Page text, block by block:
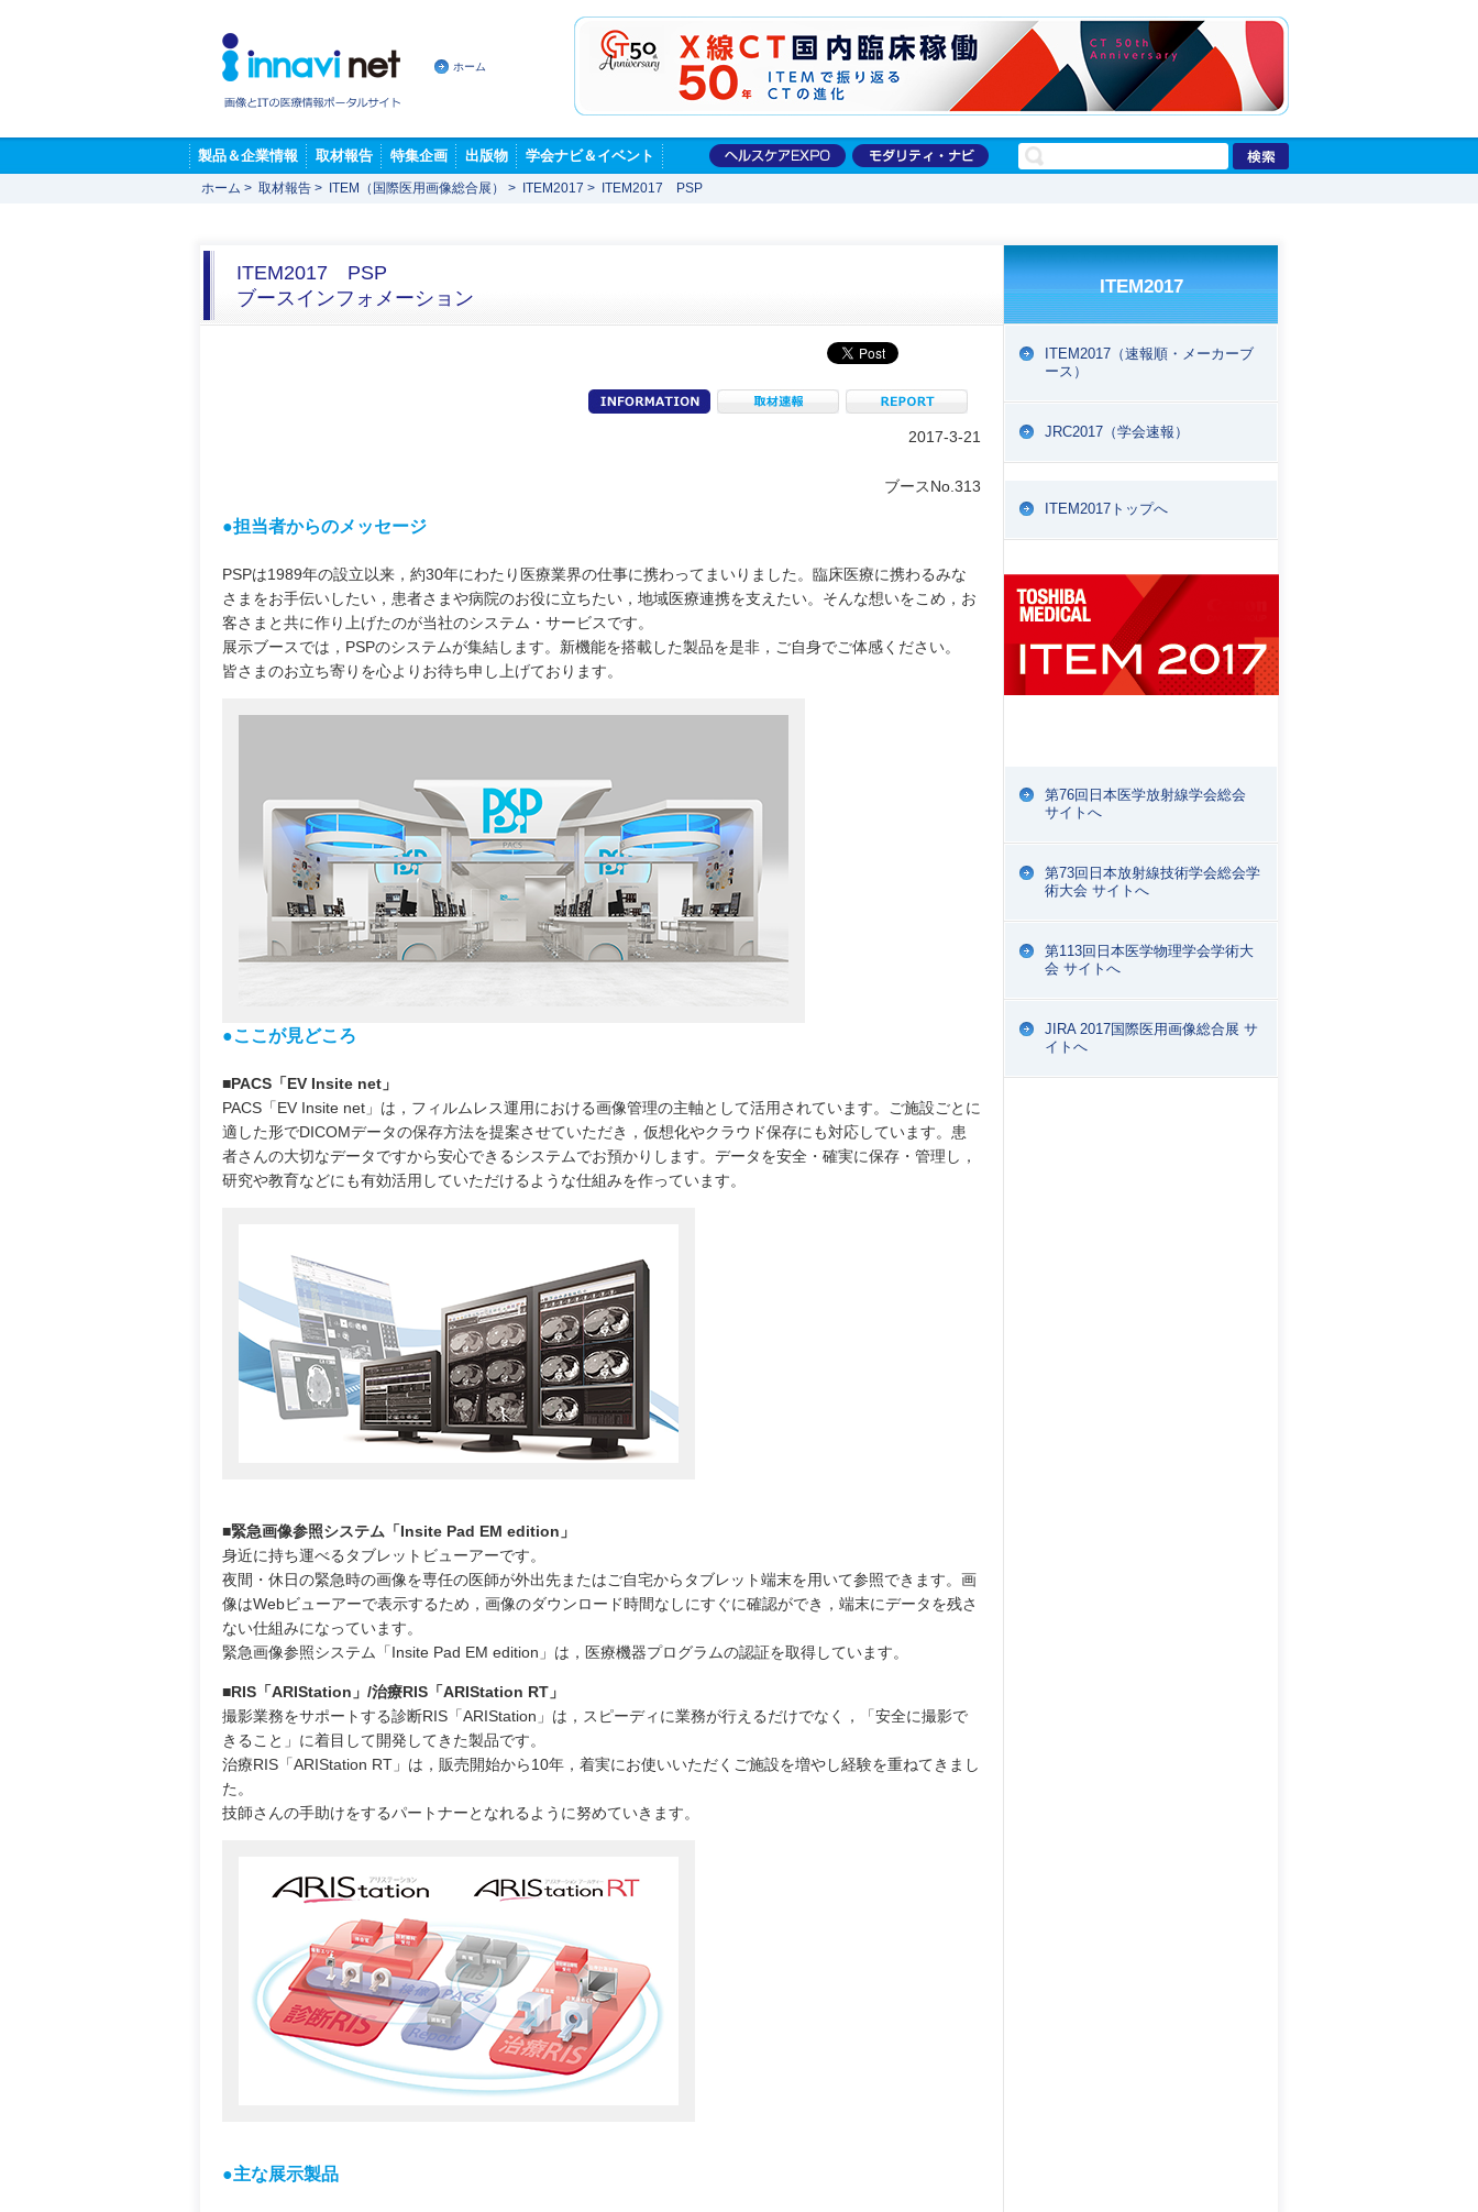
ホーム
製品＆企業情報 取材報告 特集企画 出版物 学会ナビ＆イベント
ホーム > 取材報告 > ITEM（国際医用画像総合展） > ITEM2017 > ITEM2017 PSP
ITEM2017 PSP
ブースインフォメーション
information 取材速報 REPORT
2017-3-21
ブースNo.313
●担当者からのメッセージ
PSPは1989年の設立以来，約30年にわたり医療業界の仕事に携わってまいりました。臨床医療に携わるみな
さまをお手伝いしたい，患者さまや病院のお役に立ちたい，地域医療連携を支えたい。そんな想いをこめ，お
客さまと共に作り上げたのが当社のシステム・サービスです。
展示ブースでは，PSPのシステムが集結します。新機能を搭載した製品を是非，ご自身でご体感ください。
皆さまのお立ち寄りを心よりお待ち申し上げております。
●ここが見どころ
■PACS「EV Insite net」
PACS「EV Insite net」は，フィルムレス運用における画像管理の主軸として活用されています。ご施設ごとに
適した形でDICOMデータの保存方法を提案させていただき，仮想化やクラウド保存にも対応しています。患
者さんの大切なデータですから安心できるシステムでお預かりします。データを安全・確実に保存・管理し，
研究や教育などにも有効活用していただけるような仕組みを作っています。
■緊急画像参照システム「Insite Pad EM edition」
身近に持ち運べるタブレットビューアーです。
夜間・休日の緊急時の画像を専任の医師が外出先またはご自宅からタブレット端末を用いて参照できます。画
像はWebビューアーで表示するため，画像のダウンロード時間なしにすぐに確認ができ，端末にデータを残さ
ない仕組みになっています。
緊急画像参照システム「Insite Pad EM edition」は，医療機器プログラムの認証を取得しています。
■RIS「ARIStation」/治療RIS「ARIStation RT」
撮影業務をサポートする診断RIS「ARIStation」は，スピーディに業務が行えるだけでなく，「安全に撮影で
きること」に着目して開発してきた製品です。
治療RIS「ARIStation RT」は，販売開始から10年，着実にお使いいただくご施設を増やし経験を重ねてきまし
た。
技師さんの手助けをするパートナーとなれるように努めていきます。
●主な展示製品
ITEM2017
ITEM2017（速報順・メーカーブ
ース）
JRC2017（学会速報）
ITEM2017トップへ
第76回日本医学放射線学会総会
サイトへ
第73回日本放射線技術学会総会学
術大会 サイトへ
第113回日本医学物理学会学術大
会 サイトへ
JIRA 2017国際医用画像総合展 サ
イトへ